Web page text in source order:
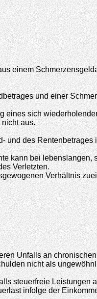
einem
und einer
eines sich
aus.
und des
kann bei
Verletzten.
Verhältnis
Unfalls an
nicht als
steuerfreie
infolge der